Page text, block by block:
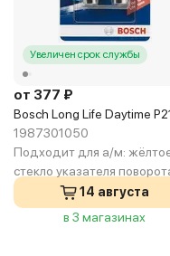
Увеличен срок службы
от 377 ₽
Bosch Long Life Daytime
1987301050
Подходит для а/м:
стекло указателя
14 августа
в 3 магазинах